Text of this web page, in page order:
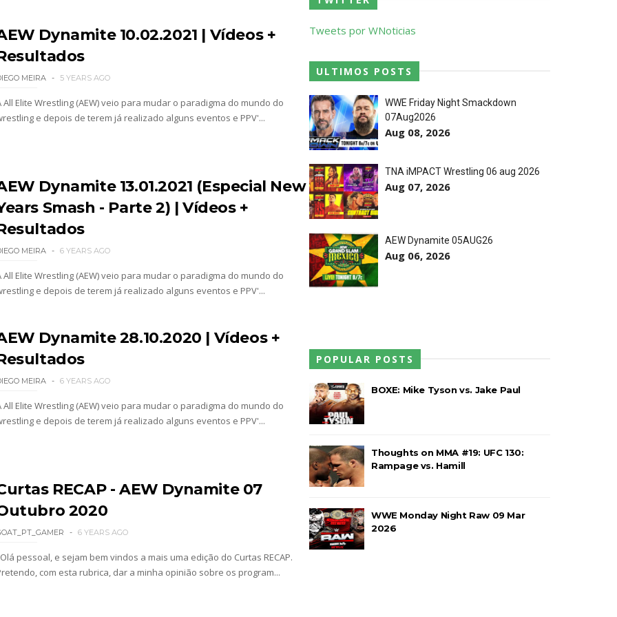
por várias semanas
responde a críticas e deixa aviso claro aos lutadores da WWE
Bully Ray critica promo de Big Cass e sugere utilização de frases icónicas
Will Ospreay supera Mark Davis num brutal Street Fight com arame farpado
King, Bandido e Hangman Page conquistam os títulos no Grand Slam Mexico
SLAM MEXICO: Persephone supera Kris Statlander após interferência decisiva de
Jericho, Místico e Darby Allin superam The Don Callis Family no Grand Slam Mexico
Fletcher supera Speedball Mike Bailey em combate brutal no Grand Slam Mexico
PARA O ALL IN: Willow Nightingale e The Brawling Birds levam a melhor no Grand
Andrade El Idolo vence combate de tripla ameaça no Grand Slam Mexico e é
Dynamite 10.02.2021 | Vídeos +
MEIRA 5 YEARS AGO
All Elite Wrestling (AEW) veio para mudar o paradigma do mundo do
e depois de terem já realizado alguns eventos e PPV'...
Dynamite 13.01.2021 (Especial New
Smash - Parte 2) | Vídeos +
MEIRA 6 YEARS AGO
All Elite Wrestling (AEW) veio para mudar o paradigma do mundo do
e depois de terem já realizado alguns eventos e PPV'...
Dynamite 28.10.2020 | Vídeos +
MEIRA 6 YEARS AGO
All Elite Wrestling (AEW) veio para mudar o paradigma do mundo do
e depois de terem já realizado alguns eventos e PPV'...
RECAP - AEW Dynamite 07
2020
6 YEARS AGO
Olá pessoal, e sejam bem vindos a mais uma edição do Curtas RECAP.
com esta rubrica, dar a minha opinião sobre os program...
Tweets por WNoticias
ULTIMOS POSTS
WWE Friday Night Smackdown
07Aug2026
Aug 08, 2026
TNA iMPACT Wrestling 06 aug 2026
Aug 07, 2026
AEW Dynamite 05AUG26
Aug 06, 2026
POPULAR POSTS
BOXE: Mike Tyson vs. Jake Paul
Thoughts on MMA #19: UFC 130:
Rampage vs. Hamill
WWE Monday Night Raw 09 Mar
2026